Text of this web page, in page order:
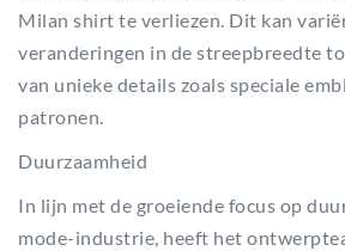
Milan shirt te verliezen. Dit kan
veranderingen in de streepbreedte
van unieke details zoals speciale
patronen.
Duurzaamheid
In lijn met de groeiende focus op
mode-industrie, heeft het